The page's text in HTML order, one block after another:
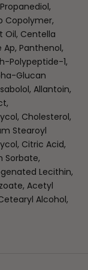
Copolymer,
Oil, Centella
Panthenol,
Polypeptide-1,
Glucan
Allantoin,
Cholesterol,
Stearoyl
Citric Acid,
Sorbate,
Lecithin,
Acetyl
Alcohol,